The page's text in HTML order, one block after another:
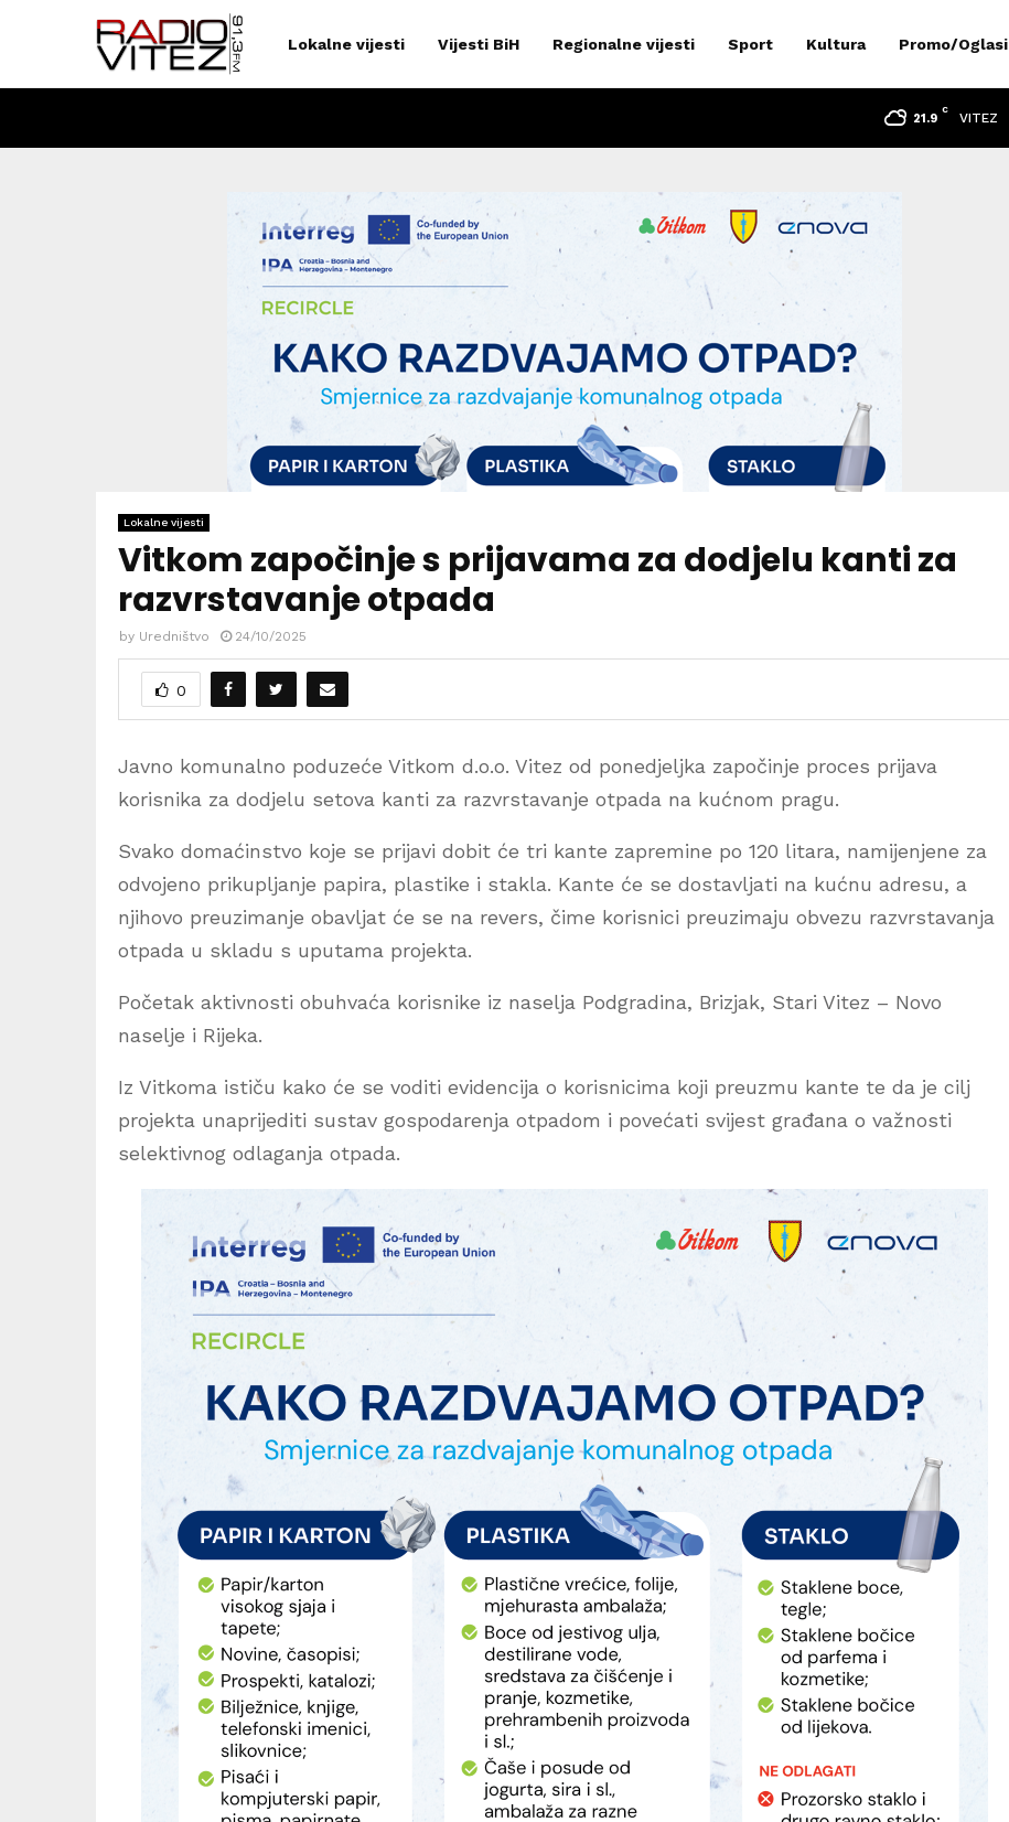
Lokalne vijesti Vijesti BiH Regionalne vijesti Sport Kultura Promo/Oglasi
21.9
C
VITEZ
Lokalne vijesti
Vitkom započinje s prijavama za dodjelu kanti za
razvrstavanje otpada
by Uredništvo 24/10/2025
0
Javno komunalno poduzeće Vitkom d.o.o. Vitez od ponedjeljka započinje proces prijava
korisnika za dodjelu setova kanti za razvrstavanje otpada na kućnom pragu.
Svako domaćinstvo koje se prijavi dobit će tri kante zapremine po 120 litara, namijenjene za
odvojeno prikupljanje papira, plastike i stakla. Kante će se dostavljati na kućnu adresu, a
njihovo preuzimanje obavljat će se na revers, čime korisnici preuzimaju obvezu razvrstavanja
otpada u skladu s uputama projekta.
Početak aktivnosti obuhvaća korisnike iz naselja Podgradina, Brizjak, Stari Vitez – Novo
naselje i Rijeka.
Iz Vitkoma ističu kako će se voditi evidencija o korisnicima koji preuzmu kante te da je cilj
projekta unaprijediti sustav gospodarenja otpadom i povećati svijest građana o važnosti
selektivnog odlaganja otpada.